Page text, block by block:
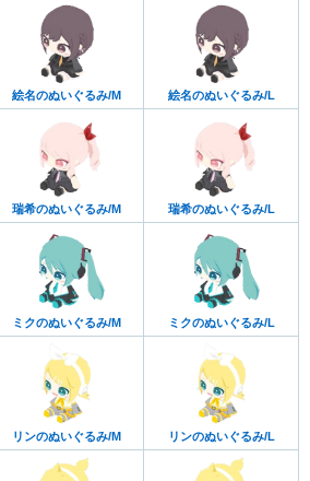
絵名のぬいぐるみ/M 絵名のぬいぐるみ/L
瑞希のぬいぐるみ/M 瑞希のぬいぐるみ/L
ミクのぬいぐるみ/M ミクのぬいぐるみ/L
リンのぬいぐるみ/M リンのぬいぐるみ/L